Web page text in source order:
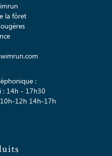
la fôret
:
: 14h - 17h30
12h 14h-17h